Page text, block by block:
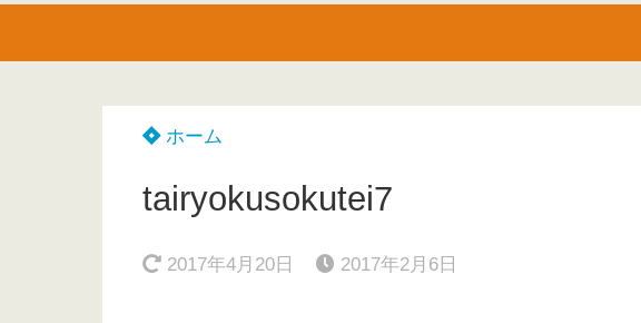
ホーム
tairyokusokutei7
2017年4月20日 2017年2月6日